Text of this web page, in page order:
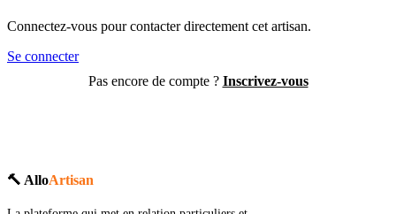
Connectez-vous pour contacter directement cet artisan.
Se connecter
Pas encore de compte ? Inscrivez-vous
🔨 AlloArtisan